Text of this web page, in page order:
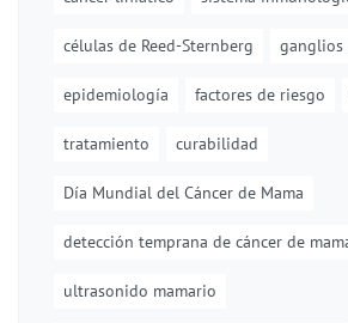
células de Reed-Sternberg
epidemiología factores de riesgo
tratamiento curabilidad
Día Mundial del Cáncer de Mama
detección temprana de cáncer de
ultrasonido mamario